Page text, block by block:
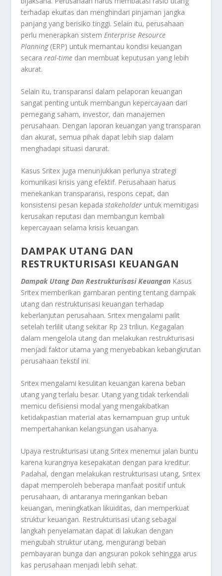
terhadap ekuitas dan menghindari pinjaman jangka
panjang yang berisiko tinggi. Selain itu, perusahaan
perlu menerapkan sistem Enterprise Resource
Planning(ERP) untuk memantau kondisi keuangan
secarareal-time dan membuat keputusan yang lebih
akurat.
Selain itu, transparansi dalam pelaporan keuangan
sangat penting untuk membangun kepercayaan dari
pemegang saham, investor, dan manajemen
perusahaan. Dengan laporan keuangan yang transparan
dan akurat, semua pihak dapat lebih siap dalam
menghadapi situasi darurat.
Kasus Sritex juga menunjukkan perlunya strategi
komunikasi krisis yang efektif. Perusahaan harus
menekankan transparansi, respons cepat, dan
konsistensi pesan kepadastakeholder untuk memitigasi
kerusakan reputasi dan membangun kembali
kepercayaan selama krisis keuangan.
DAMPAK UTANG DAN
RESTRUKTURISASI KEUANGAN
Dampak Utang Dan Restrukturisasi Keuangan Kasus
Sritex memberikan gambaran penting tentang dampak
utang dan restrukturisasi keuangan terhadap
keberlanjutan perusahaan. Sritex mengalami pailit
setelah terlilit utang sekitar Rp 23 triliun. Kegagalan
dalam mengelola utang dan melakukan restrukturisasi
menjadi faktor utama yang menyebabkan kebangkrutan
perusahaan tekstil ini.
Sritex mengalami kesulitan keuangan karena beban
utang yang terlalu besar. Utang yang tidak terkendali
memicu defisiensi modal yang mengakibatkan
ketidakpastian material atas kemampuan grup untuk
mempertahankan kelangsungan usahanya.
Upaya restrukturisasi utang Sritex menemui jalan buntu
karena kurangnya kesepakatan dengan para kreditur.
Padahal, dengan melakukan restrukturisasi utang, Sritex
dapat memperoleh beberapa manfaat positif untuk
perusahaan, di antaranya meringankan beban
keuangan, meningkatkan likuiditas, dan memperkuat
struktur keuangan. Restrukturisasi utang sebagai
langkah penyelamatan dapat di lakukan dengan
mengubah struktur utang, mengurangi beban
pembayaran bunga dan angsuran pokok sehingga arus
kas perusahaan menjadi lebih sehat.